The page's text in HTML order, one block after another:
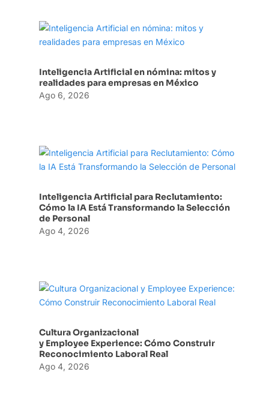
Inteligencia Artificial en nómina: mitos y
realidades para empresas en México
Ago 6, 2026
Inteligencia Artificial para Reclutamiento:
Cómo la IA Está Transformando la Selección
de Personal
Ago 4, 2026
Cultura Organizacional
y Employee Experience: Cómo Construir
Reconocimiento Laboral Real
Ago 4, 2026